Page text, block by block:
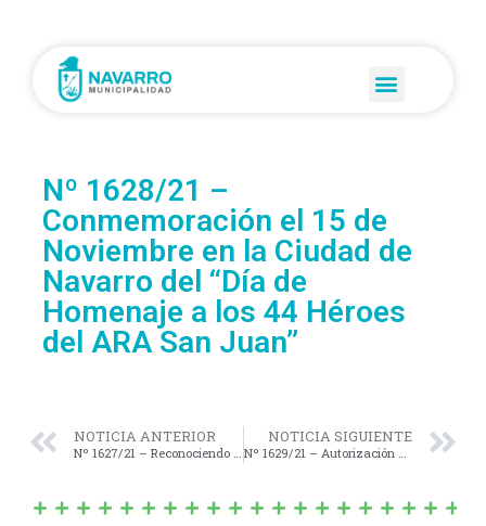
Nº 1628/21 –
Conmemoración el 15 de
Noviembre en la Ciudad de
Navarro del “Día de
Homenaje a los 44 Héroes
del ARA San Juan”
NOTICIA ANTERIOR
Nº 1627/21 – Reconociendo la Deuda de Haberes en Concepto de “Bono Extraordinario” de la Agente Municipal Sra. María Soledad Reyes.
NOTICIA SIGUIENTE
Nº 1629/21 – Autorización para la Venta de distintos Inmuebles a nombre de la Municipalidad, destinados a Beneficiarios “Plan Procrear II”.